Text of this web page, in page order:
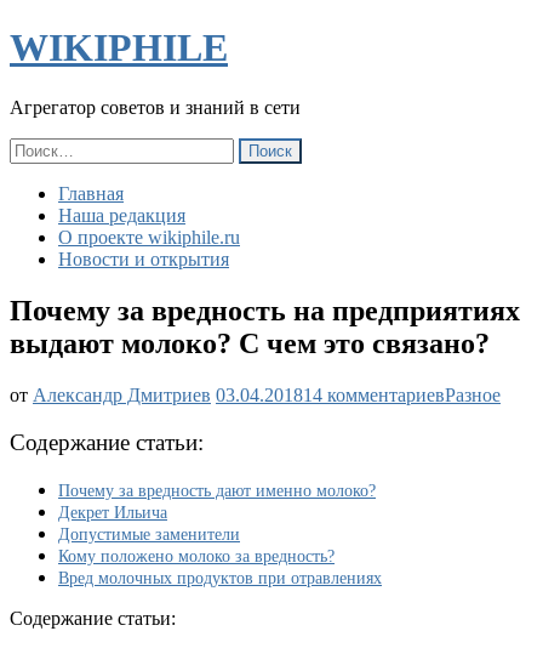
WIKIPHILE
Агрегатор советов и знаний в сети
Найти:
Главная
Наша редакция
О проекте wikiphile.ru
Новости и открытия
Почему за вредность на предприятиях
выдают молоко? С чем это связано?
от Александр Дмитриев 03.04.201814 комментариевк
Разное
Содержание статьи:
Почему за вредность дают именно молоко?
Декрет Ильича
Допустимые заменители
Кому положено молоко за вредность?
Вред молочных продуктов при отравлениях
Cодержание статьи: